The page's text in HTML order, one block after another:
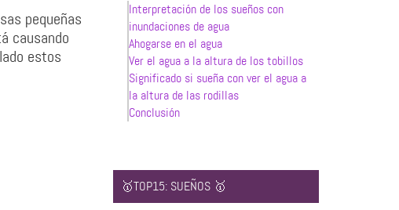
pequeñas
causando
estos
Interpretación de los sueños con
inundaciones de agua
Ahogarse en el agua
Ver el agua a la altura de los tobillos
Significado si sueña con ver el agua a
la altura de las rodillas
Conclusión
🥇TOP15: SUEÑOS 🥇